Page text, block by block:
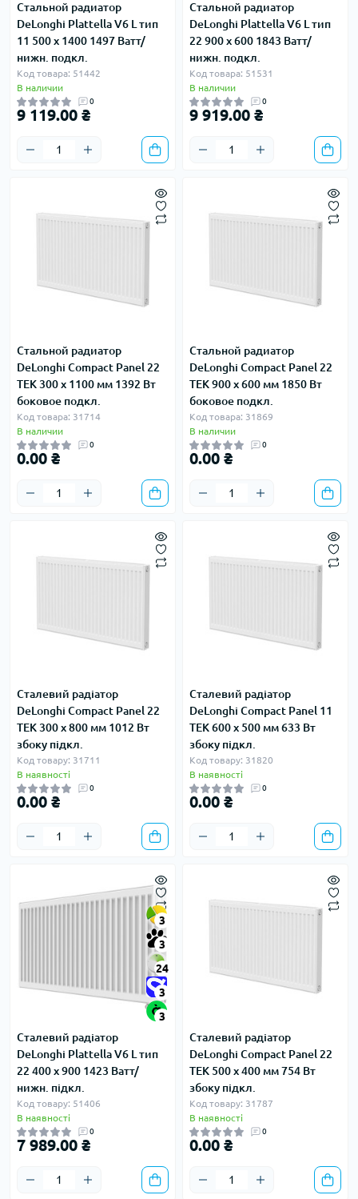
Стальной радиатор
DeLonghi Plattella V6 L тип
11 500 x 1400 1497 Ватт/
нижн. подкл.
Код товара: 51442
В наличии
0
9 119.00 ₴
Стальной радиатор
DeLonghi Plattella V6 L тип
22 900 x 600 1843 Ватт/
нижн. подкл.
Код товара: 51531
В наличии
0
9 919.00 ₴
Стальной радиатор
DeLonghi Compact Panel 22
TEK 300 x 1100 мм 1392 Вт
боковое подкл.
Код товара: 31714
В наличии
0
0.00 ₴
Стальной радиатор
DeLonghi Compact Panel 22
TEK 900 x 600 мм 1850 Вт
боковое подкл.
Код товара: 31869
В наличии
0
0.00 ₴
Сталевий радіатор
DeLonghi Compact Panel 22
TEK 300 x 800 мм 1012 Вт
збоку підкл.
Код товару: 31711
В наявності
0
0.00 ₴
Сталевий радіатор
DeLonghi Compact Panel 11
TEK 600 x 500 мм 633 Вт
збоку підкл.
Код товару: 31820
В наявності
0
0.00 ₴
3
3
24
3
3
Сталевий радіатор
DeLonghi Plattella V6 L тип
22 400 x 900 1423 Ватт/
нижн. підкл.
Код товару: 51406
В наявності
0
7 989.00 ₴
Сталевий радіатор
DeLonghi Compact Panel 22
TEK 500 x 400 мм 754 Вт
збоку підкл.
Код товару: 31787
В наявності
0
0.00 ₴